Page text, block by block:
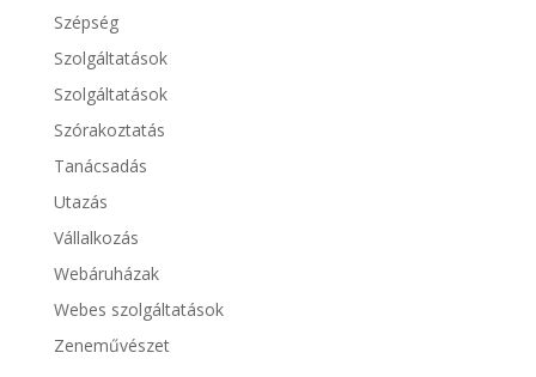
Szépség
Szolgáltatások
Szolgáltatások
Szórakoztatás
Tanácsadás
Utazás
Vállalkozás
Webáruházak
Webes szolgáltatások
Zeneművészet